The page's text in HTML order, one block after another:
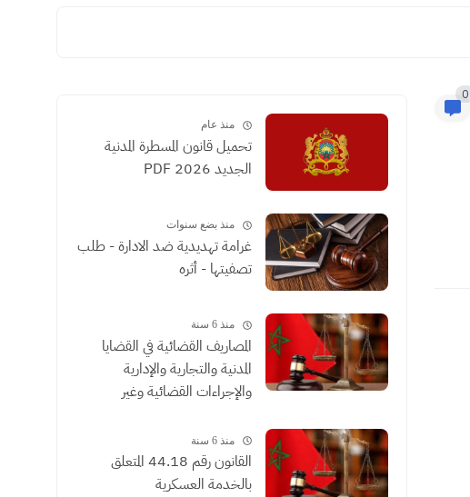
0
منذ عام
تحميل قانون المسطرة المدنية
الجديد 2026 PDF
منذ بضع سنوات
غرامة تهديدية ضد الادارة - طلب
تصفيتها - أثره
منذ 6 سنة
المصاريف القضائية في القضايا
المدنية والتجارية والإدارية
والإجراءات القضائية وغير
الموثقون
منذ 6 سنة
القانون رقم 44.18 المتعلق
بالخدمة العسكرية